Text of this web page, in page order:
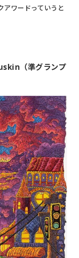
アワードっていうと
（準グランプ